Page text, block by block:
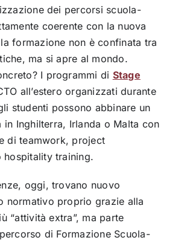
dei percorsi scuola-
coerente con la nuova
formazione non è confinata tra
ma si apre al mondo.
I programmi di Stage
all’estero organizzati durante
studenti possono abbinare un
in Inghilterra, Irlanda o Malta con
di teamwork, project
hospitality training.
oggi, trovano nuovo
normativo proprio grazie alla
“attività extra”, ma parte
di Formazione Scuola-